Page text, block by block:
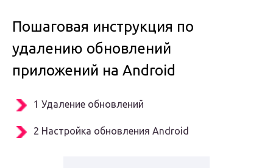
Пошаговая инструкция по
удалению обновлений
приложений на Android
1 Удаление обновлений
2 Настройка обновления Android